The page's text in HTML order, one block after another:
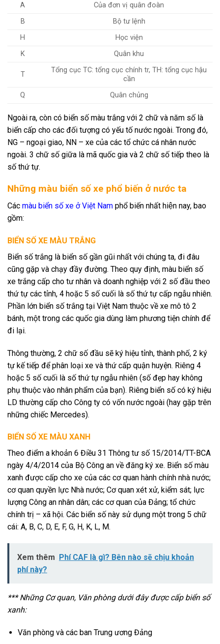
A
Của đơn vị quân đoàn
B
Bộ tư lệnh
H
Học viện
K
Quân khu
T
Tổng cục TC: tổng cục chính tr, TH: tổng cục hậu
cần
Q
Quân chủng
Ngoài ra, còn có biển số màu trắng với 2 chữ và năm số là
biển cấp cho các đối tượng có yếu tố nước ngoài. Trong đó,
NG – ngoại giao, NN – xe của các tổ chức cá nhân nước
ngoài. 3 chữ số giữa là mã quốc gia và 2 chữ số tiếp theo là
số thứ tự.
Những màu biển số xe phổ biến ở nước ta
Các màu biển số xe ở Việt Nam phổ biến nhất hiện nay, bao
gồm:
BIỂN SỐ XE MÀU TRẮNG
Biển số trắng là biển số gần gũi nhất với chúng ta, đi đâu
cũng gặp và chạy đầy đường. Theo quy định, màu biển số
xe trắng cấp cho tư nhân và doanh nghiệp với 2 số đầu theo
thứ tự các tỉnh, 4 hoặc 5 số cuối là số thứ tự cấp ngẫu nhiên.
Phần lớn biển số trắng tại Việt Nam thuộc về xe mô tô 2
bánh, một trong các quốc gia dùng làm phương tiện chính để
đi lại.
Thông thường, 2 chữ số đầu sẽ ký hiệu tỉnh, thành phố, 2 ký
tự kế tiếp để phân loại xe và thứ cấp quận huyện. Riêng 4
hoặc 5 số cuối là số thứ tự ngẫu nhiên (số đẹp hay không
phụ thuộc vào nhân phẩm của bạn). Riêng biển số có ký hiệu
LD thường cấp cho Công ty có vốn nước ngoài (hay gặp trên
những chiếc Mercedes).
BIỂN SỐ XE MÀU XANH
Theo điểm a khoản 6 Điều 31 Thông tư số 15/2014/TT-BCA
ngày 4/4/2014 của Bộ Công an về đăng ký xe. Biển số màu
xanh được cấp cho xe của các cơ quan hành chính nhà nước;
cơ quan quyền lực Nhà nước; Cơ quan xét xử, kiểm sát; lực
lượng Công an nhân dân; các cơ quan của Đảng; tổ chức
chính trị – xã hội. Các biển số này sử dụng một trong 5 chữ
cái: A, B, C, D, E, F, G, H, K, L, M.
Xem thêm Phí CAF là gì? Bên nào sẽ chịu khoản
phí này?
*** Những Cơ quan, Văn phòng dưới đây được cấp biển số
xanh:
Văn phòng và các ban Trung ương Đảng